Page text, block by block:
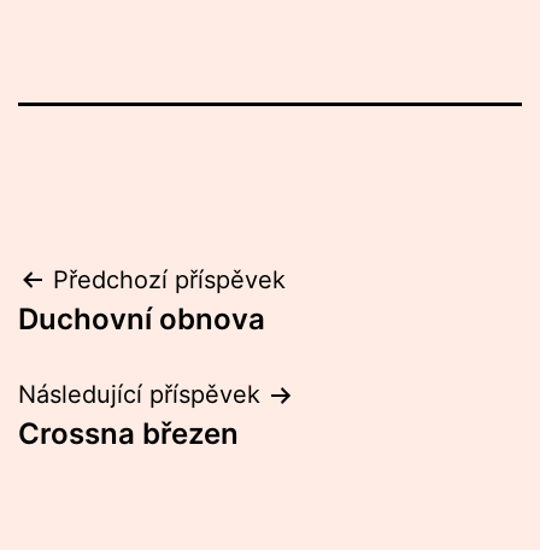
Navigace
pro
příspěvek
Předchozí příspěvek
Duchovní obnova
Následující příspěvek
Crossna březen